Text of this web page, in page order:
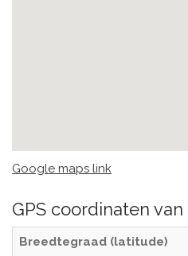
Google maps link
GPS coordinaten van
Breedtegraad (latitude)